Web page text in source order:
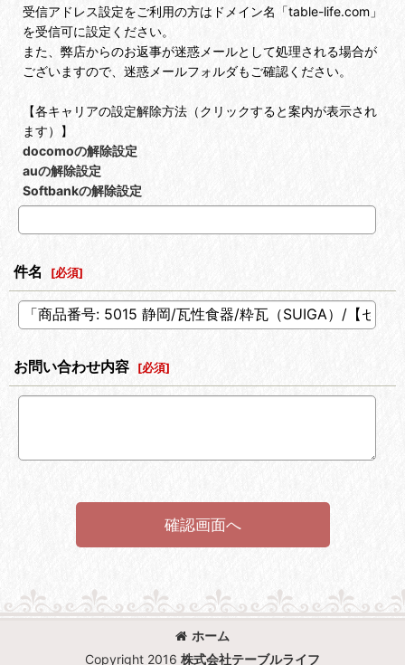
受信アドレス設定をご利用の方はドメイン名「table-life.com」
を受信可に設定ください。
また、弊店からのお返事が迷惑メールとして処理される場合が
ございますので、迷惑メールフォルダもご確認ください。
【各キャリアの設定解除方法（クリックすると案内が表示され
ます）】
docomoの解除設定
auの解除設定
Softbankの解除設定
件名 [必須]
お問い合わせ内容 [必須]
確認画面へ
ホーム
Copyright 2016 株式会社テーブルライフ